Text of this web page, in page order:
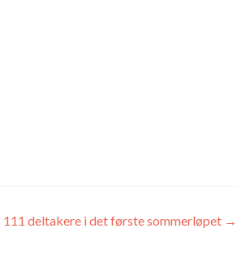
111 deltakere i det første sommerløpet →